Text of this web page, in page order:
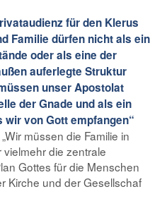
für den Klerus
Familie dürfen nicht als ein
oder als eine der
auferlegte Struktur
unser Apostolat
der Gnade und als ein
von Gott empfangen“
müssen die Familie in
die zentrale
Gottes für die Menschen
Kirche und der Gesellschaf